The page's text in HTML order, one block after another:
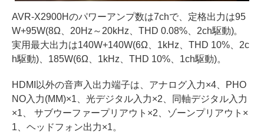
AVR-X2900Hのパワーアンプ数は7chで、定格出力は95
W+95W(8Ω、20Hz～20kHz、THD 0.08%、2ch駆動)。
実用最大出力は140W+140W(6Ω、1kHz、THD 10%、2c
h駆動)、185W(6Ω、1kHz、THD 10%、1ch駆動)。
HDMI以外の音声入出力端子は、アナログ入力×4、PHO
NO入力(MM)×1、光デジタル入力×2、同軸デジタル入力
×1、 サブウーファープリアウト×2、ゾーンプリアウト×
1、ヘッドフォン出力×1。